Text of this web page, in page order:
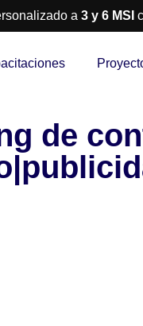
a 3 y 6 MSI
de